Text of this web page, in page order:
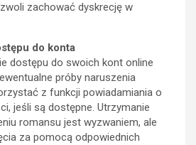
zachować dyskrecję w
do konta
dostępu do swoich kont online
próby naruszenia
z funkcji powiadamiania o
jeśli są dostępne. Utrzymanie
romansu jest wyzwaniem, ale
za pomocą odpowiednich